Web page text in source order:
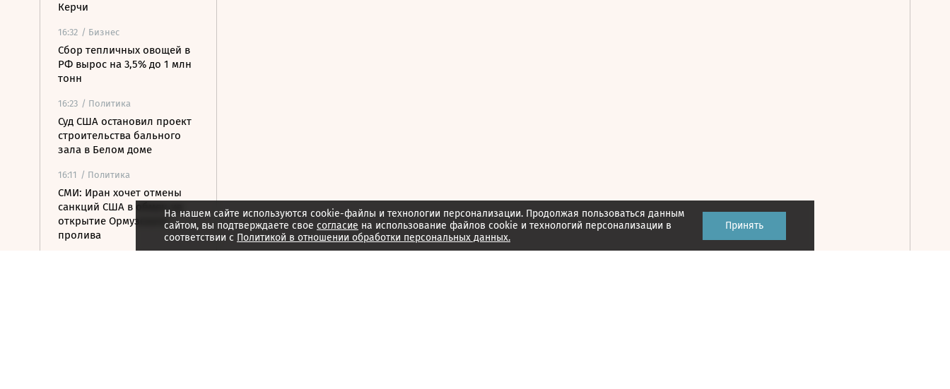
Керчи
16:32 / Бизнес
Сбор тепличных овощей в
РФ вырос на 3,5% до 1 млн
тонн
16:23 / Политика
Суд США остановил проект
строительства бального
зала в Белом доме
16:11 / Политика
СМИ: Иран хочет отмены
санкций США в обмен на
открытие Ормузского
пролива
На нашем сайте используются cookie-файлы и технологии персонализации. Продолжая пользоваться данным
сайтом, вы подтверждаете свое согласие на использование файлов cookie и технологий персонализации в
соответствии с Политикой в отношении обработки персональных данных.
Принять